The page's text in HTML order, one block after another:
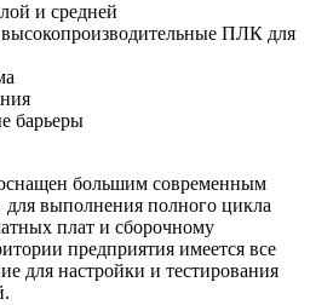
и средней
ПЛК для
барьеры
большим современным
выполнения полного цикла
плат и сборочному
предприятия имеется все
для настройки и тестирования